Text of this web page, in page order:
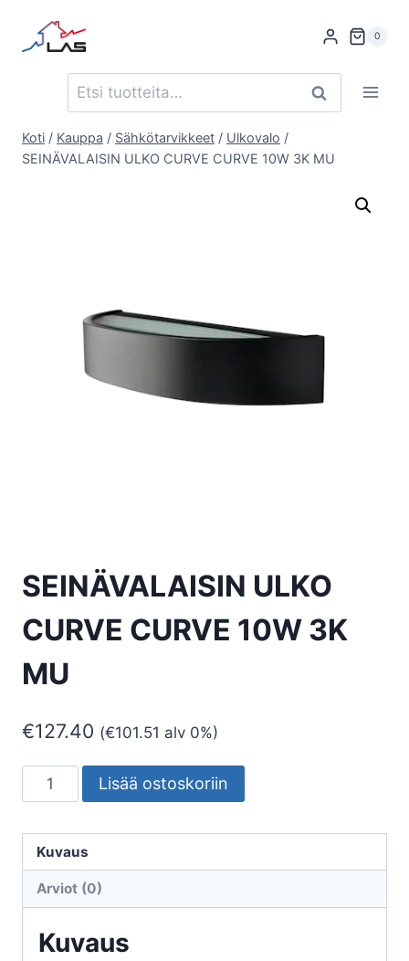
sisältöön
0
Etsi: Haku
Koti / Kauppa / Sähkötarvikkeet / Ulkovalo /
SEINÄVALAISIN ULKO CURVE CURVE 10W 3K MU
SEINÄVALAISIN ULKO
CURVE CURVE 10W 3K
MU
€127.40 (€101.51 alv 0%)
SEINÄVALAISIN
ULKO
CURVE
10W
määrä
Lisää ostoskoriin
Kuvaus
Arviot (0)
Kuvaus